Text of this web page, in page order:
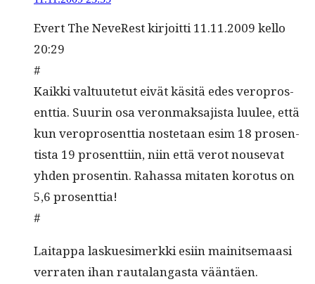
Evert The NeveR­est kir­joit­ti 11.11.2009 kel­lo
20:29
#
Kaik­ki val­tu­ute­tut eivät käsitä edes vero­pros­
ent­tia. Suurin osa veron­mak­sajista luulee, että
kun vero­pros­ent­tia nos­te­taan esim 18 pros­en­
tista 19 pros­ent­ti­in, niin että verot nou­se­vat
yhden pros­entin. Rahas­sa mitat­en koro­tus on
5,6 prosenttia!
#
Laitap­pa laskues­imerk­ki esi­in mainit­se­maasi
ver­rat­en ihan rauta­lan­gas­ta vääntäen.